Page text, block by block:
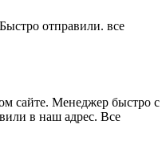
отправили. все
сайте. Менеджер быстро с
в наш адрес. Все